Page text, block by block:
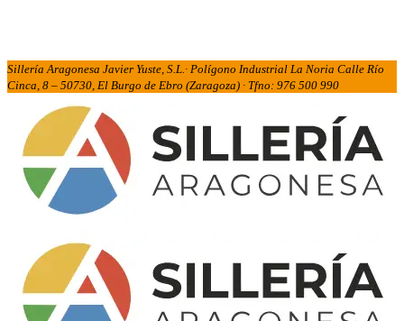
Sillería Aragonesa Javier Yuste, S.L.· Polígono Industrial La Noria Calle Río
Cinca, 8 – 50730, El Burgo de Ebro (Zaragoza) · Tfno: 976 500 990